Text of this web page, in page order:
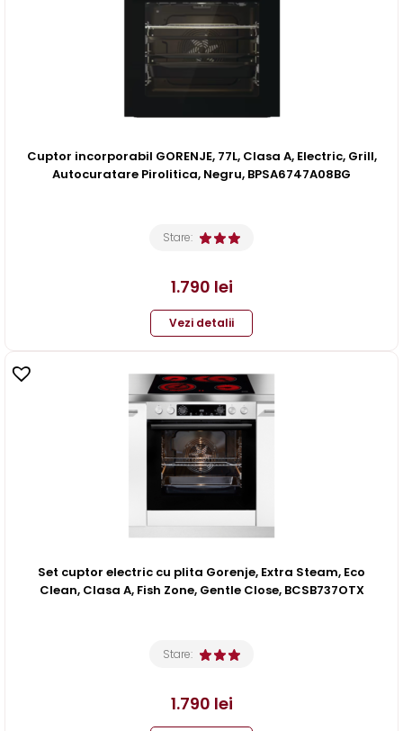
Cuptor incorporabil GORENJE, 77L, Clasa A, Electric, Grill,
Autocuratare Pirolitica, Negru, BPSA6747A08BG
Stare:
1.790 lei
Vezi detalii
Set cuptor electric cu plita Gorenje, Extra Steam, Eco
Clean, Clasa A, Fish Zone, Gentle Close, BCSB737OTX
Stare:
1.790 lei